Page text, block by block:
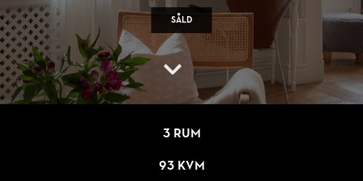
Såld
3 rum
93 kvm